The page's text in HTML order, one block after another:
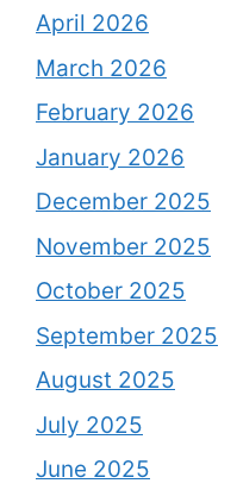
April 2026
March 2026
February 2026
January 2026
December 2025
November 2025
October 2025
September 2025
August 2025
July 2025
June 2025